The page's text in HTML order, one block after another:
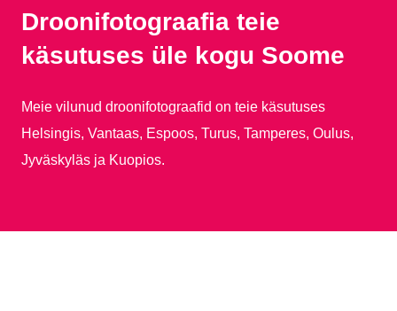
Droonifotograafia teie
käsutuses üle kogu Soome
Meie vilunud droonifotograafid on teie käsutuses
Helsingis, Vantaas, Espoos, Turus, Tamperes, Oulus,
Jyväskyläs ja Kuopios.